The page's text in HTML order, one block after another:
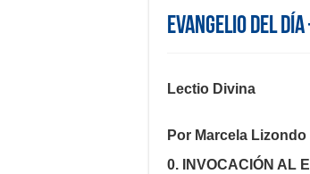
Evangelio del día
Lectio Divina
Por Marcela
0. INVOCACIÓN AL